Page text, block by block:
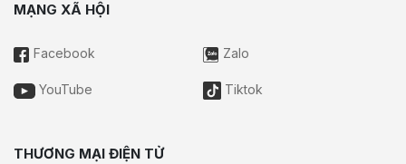
MẠNG XÃ HỘI
Facebook Zalo
YouTube Tiktok
THƯƠNG MẠI ĐIỆN TỬ